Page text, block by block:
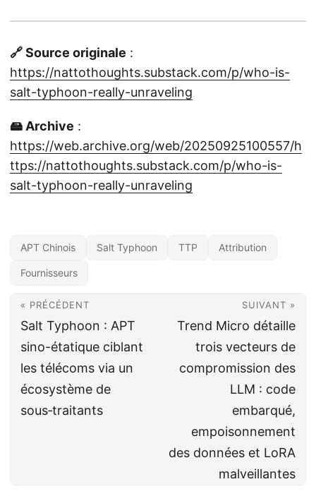
🔗 Source originale :
https://nattothoughts.substack.com/p/who-is-
salt-typhoon-really-unraveling
🖴 Archive :
https://web.archive.org/web/20250925100557/h
ttps://nattothoughts.substack.com/p/who-is-
salt-typhoon-really-unraveling
APT Chinois Salt Typhoon TTP Attribution
Fournisseurs
« PRÉCÉDENT
Salt Typhoon : APT
sino-étatique ciblant
les télécoms via un
écosystème de
sous‑traitants
SUIVANT »
Trend Micro détaille
trois vecteurs de
compromission des
LLM : code
embarqué,
empoisonnement
des données et LoRA
malveillantes